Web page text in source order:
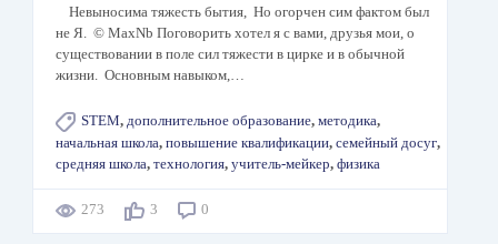
Невыносима тяжесть бытия, Но огорчен сим фактом был
не Я. © MaxNb Поговорить хотел я с вами, друзья мои, о
существовании в поле сил тяжести в цирке и в обычной
жизни. Основным навыком,…
STEM, дополнительное образование, методика,
начальная школа, повышение квалификации, семейный досуг,
средняя школа, технология, учитель-мейкер, физика
273 3 0